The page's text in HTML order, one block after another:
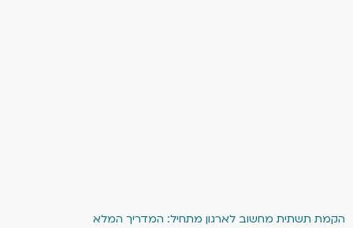
הקמת תשתית מחשוב לארגון מתחיל: המדריך המלא